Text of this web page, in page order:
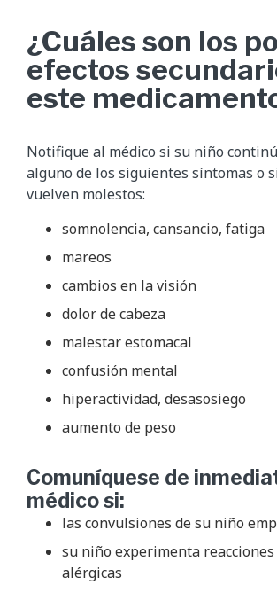
¿Cuáles son los
efectos
este
Notifique al médico si su niño
alguno de los siguientes síntomas o
vuelven molestos:
somnolencia, cansancio, fatiga
mareos
cambios en la visión
dolor de cabeza
malestar estomacal
confusión mental
hiperactividad, desasosiego
aumento de peso
Comuníquese de
médico si:
las convulsiones de su niño
su niño experimenta
alérgicas